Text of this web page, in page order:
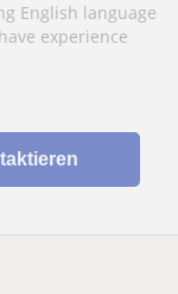
English language
experience